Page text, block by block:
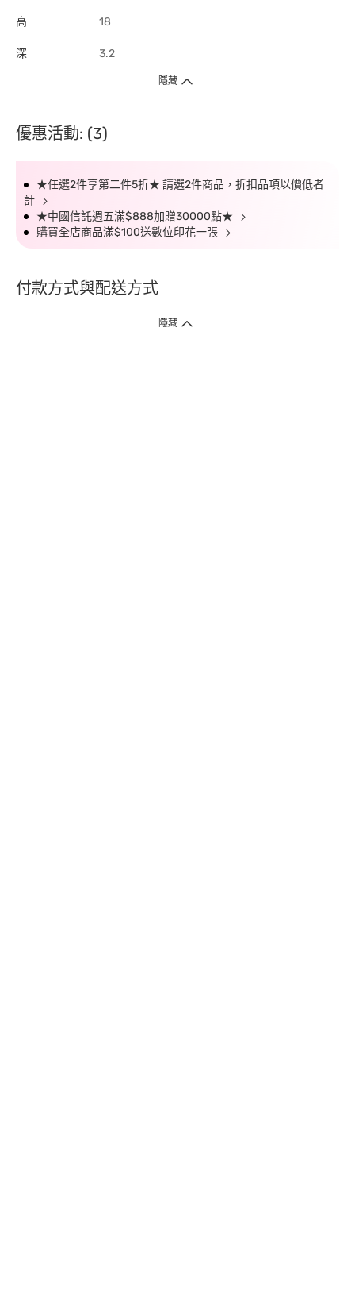
高 18
深 3.2
隱藏
優惠活動: (3)
★任選2件享第二件5折★ 請選2件商品，折扣品項以價低者
計
★中國信託週五滿$888加贈30000點★
購買全店商品滿$100送數位印花一張
付款方式與配送方式
隱藏